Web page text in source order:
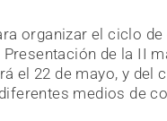
organizar el ciclo de
de la II
el 22 de mayo, y del
medios de